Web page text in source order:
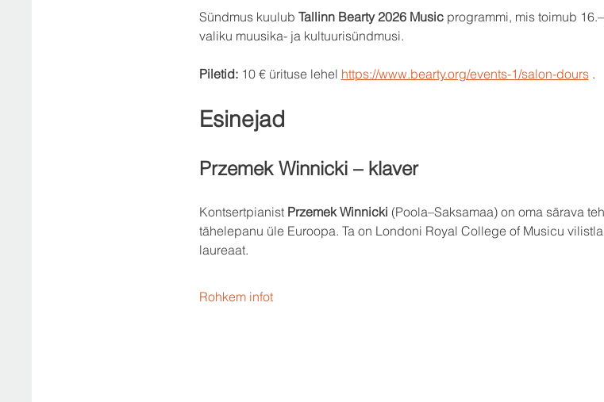
Sündmus kuulub Tallinn Bearty 2026 Music programmi, mis toimub
valiku muusika- ja kultuurisündmusi.
Piletid: 10 € ürituse lehel https://www.bearty.org/events-1/salon-dours .
Esinejad
Przemek Winnicki – klaver
Kontsertpianist Przemek Winnicki (Poola–Saksamaa) on oma särava
tähelepanu üle Euroopa. Ta on Londoni Royal College of Musicu
laureaat.
Rohkem infot